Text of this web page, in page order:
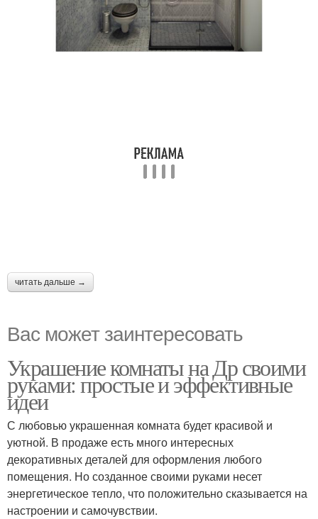
читать дальше →
Вас может заинтересовать
Украшение комнаты на Др своими
руками: простые и эффективные
идеи
С любовью украшенная комната будет красивой и
уютной. В продаже есть много интересных
декоративных деталей для оформления любого
помещения. Но созданное своими руками несет
энергетическое тепло, что положительно сказывается на
настроении и самочувствии.